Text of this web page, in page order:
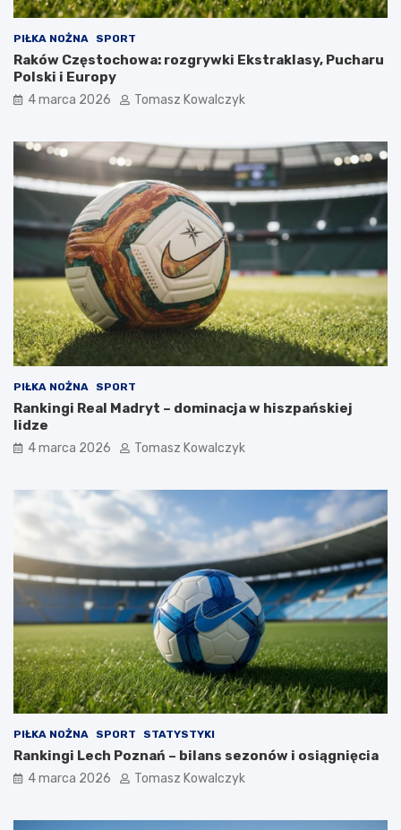
PIŁKA NOŻNA SPORT
Raków Częstochowa: rozgrywki Ekstraklasy, Pucharu
Polski i Europy
4 marca 2026 Tomasz Kowalczyk
PIŁKA NOŻNA SPORT
Rankingi Real Madryt – dominacja w hiszpańskiej
lidze
4 marca 2026 Tomasz Kowalczyk
PIŁKA NOŻNA SPORT STATYSTYKI
Rankingi Lech Poznań – bilans sezonów i osiągnięcia
4 marca 2026 Tomasz Kowalczyk